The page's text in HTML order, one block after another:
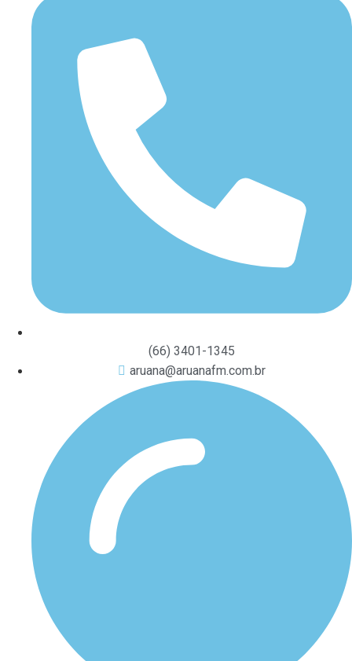
(66) 3401-1345
aruana@aruanafm.com.br